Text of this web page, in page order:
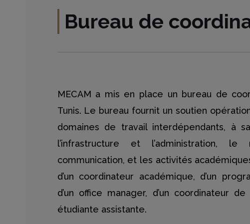
Bureau de
MECAM a mis en place un bureau de
Tunis. Le bureau fournit un soutien
domaines de travail interdépendants, à
l’infrastructure et l’administration,
communication, et les activités
d’un coordinateur académique, d’un
d’un office manager, d’un coordinateur
étudiante assistante.